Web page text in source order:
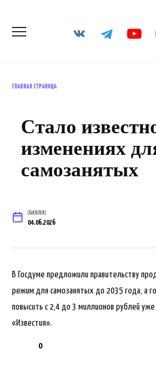
содержанию
ГЛАВНАЯ СТРАНИЦА
Стало
изменениях
самозанятых
ОБНОВЛЕНО
04.06.2026
В Госдуме предложили правительству
режим для самозанятых до 2035 года, а
повысить с 2,4 до 3 миллионов рублей
«Известия».
0